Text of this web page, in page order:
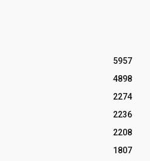
5957
4898
2274
2236
2208
1807